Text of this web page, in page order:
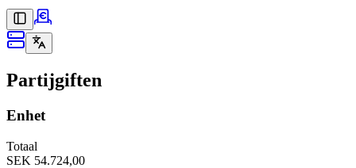
Partijgiften
Enhet
Totaal
SEK 54.724,00